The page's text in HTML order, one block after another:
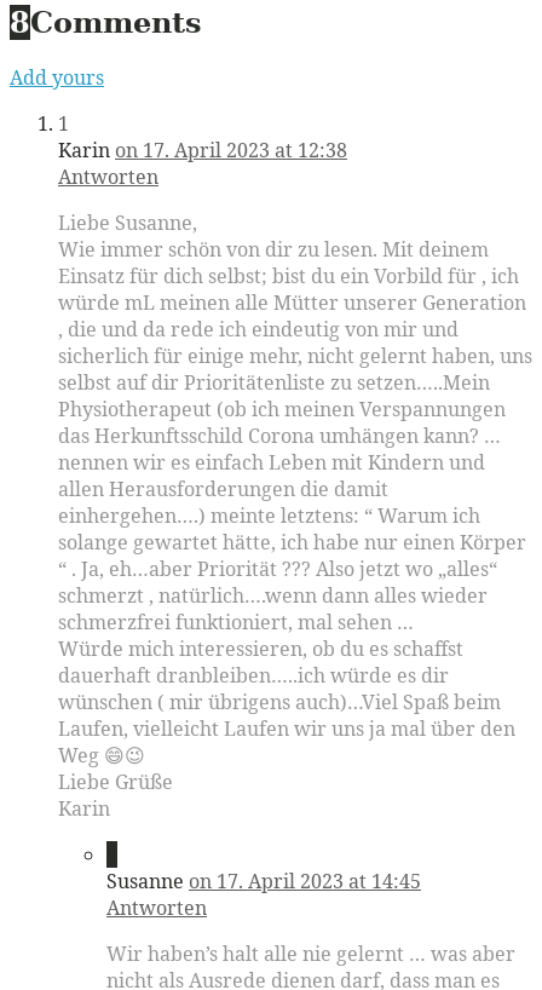
8Comments
Add yours
1
Karin on 17. April 2023 at 12:38
Antworten
Liebe Susanne,
Wie immer schön von dir zu lesen. Mit deinem
Einsatz für dich selbst; bist du ein Vorbild für , ich
würde mL meinen alle Mütter unserer Generation
, die und da rede ich eindeutig von mir und
sicherlich für einige mehr, nicht gelernt haben, uns
selbst auf dir Prioritätenliste zu setzen…..Mein
Physiotherapeut (ob ich meinen Verspannungen
das Herkunftsschild Corona umhängen kann? …
nennen wir es einfach Leben mit Kindern und
allen Herausforderungen die damit
einhergehen….) meinte letztens: “ Warum ich
solange gewartet hätte, ich habe nur einen Körper
“ . Ja, eh…aber Priorität ??? Also jetzt wo „alles“
schmerzt , natürlich….wenn dann alles wieder
schmerzfrei funktioniert, mal sehen …
Würde mich interessieren, ob du es schaffst
dauerhaft dranbleiben…..ich würde es dir
wünschen ( mir übrigens auch)…Viel Spaß beim
Laufen, vielleicht Laufen wir uns ja mal über den
Weg 😄😉
Liebe Grüße
Karin
Susanne on 17. April 2023 at 14:45
Antworten
Wir haben’s halt alle nie gelernt … was aber
nicht als Ausrede dienen darf, dass man es